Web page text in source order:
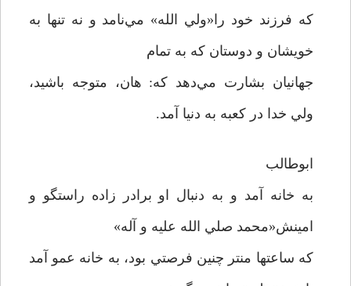
که فرزند خود را«ولي الله» مي‌نامد و نه تنها به
خويشان و دوستان که به تمام
جهانيان بشارت مي‌دهد که: هان، متوجه باشيد،
ولي خدا در کعبه به دنيا آمد.
ابوطالب
به خانه آمد و به دنبال او برادر زاده راستگو و
امينش«محمد صلي الله عليه و آله»
که ساعتها منتر چنين فرصتي بود، به خانه عمو آمد